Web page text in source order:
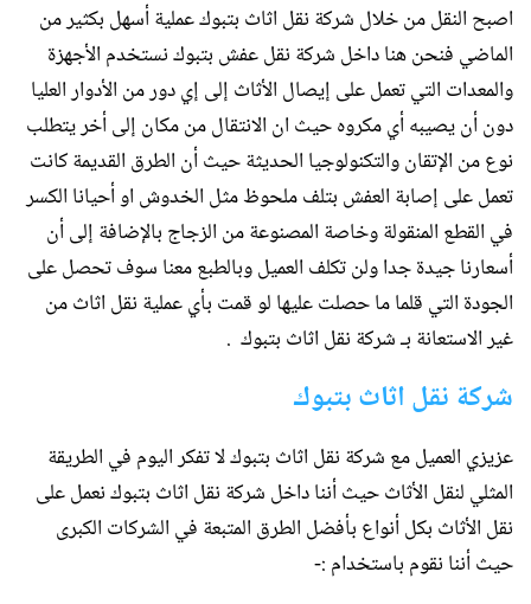
اصبح النقل من خلال شركة نقل اثاث بتبوك عملية أسهل بكثير من
الماضي فنحن هنا داخل شركة نقل عفش بتبوك نستخدم الأجهزة
والمعدات التي تعمل على إيصال الأثاث إلى إي دور من الأدوار العليا
دون أن يصيبه أي مكروه حيث ان الانتقال من مكان إلى أخر يتطلب
نوع من الإتقان والتكنولوجيا الحديثة حيث أن الطرق القديمة كانت
تعمل على إصابة العفش بتلف ملحوظ مثل الخدوش او أحيانا الكسر
في القطع المنقولة وخاصة المصنوعة من الزجاج بالإضافة إلى أن
أسعارنا جيدة جدا ولن تكلف العميل وبالطبع معنا سوف تحصل على
الجودة التي قلما ما حصلت عليها لو قمت بأي عملية نقل اثاث من
غير الاستعانة بـ شركة نقل اثاث بتبوك .
شركة نقل اثاث بتبوك
عزيزي العميل مع شركة نقل اثاث بتبوك لا تفكر اليوم في الطريقة
المثلي لنقل الأثاث حيث أننا داخل شركة نقل اثاث بتبوك نعمل على
نقل الأثاث بكل أنواع بأفضل الطرق المتبعة في الشركات الكبرى
حيث أننا نقوم باستخدام :-